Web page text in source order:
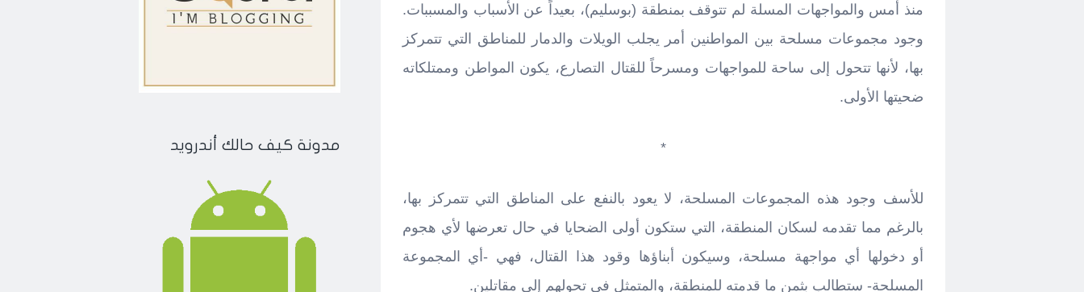
منذ أمس والمواجهات المسلة لم تتوقف بمنطقة (بوسليم)، بعيداً عن الأسباب والمسببات.
وجود مجموعات مسلحة بين المواطنين أمر يجلب الويلات والدمار للمناطق التي تتمركز
بها، لأنها تتحول إلى ساحة للمواجهات ومسرحاً للقتال التصارع، يكون المواطن وممتلكاته
ضحيتها الأولى.
*
للأسف وجود هذه المجموعات المسلحة، لا يعود بالنفع على المناطق التي تتمركز بها،
بالرغم مما تقدمه لسكان المنطقة، التي ستكون أولى الضحايا في حال تعرضها لأي هجوم
أو دخولها أي مواجهة مسلحة، وسيكون أبناؤها وقود هذا القتال، فهي -أي المجموعة
المسلحة- ستطالب بثمن ما قدمته للمنطقة، والمتمثل في تحولهم إلى مقاتلين.
مدونة كيف حالك أندرويد